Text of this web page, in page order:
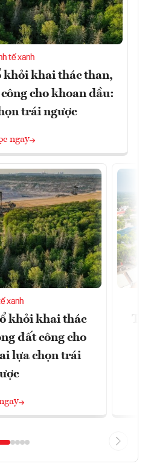
tế xanh
khỏi khai thác than,
cho khoan dầu:
trái ngược
ngay
xanh
khỏi khai thác
đất công cho
lựa chọn trái